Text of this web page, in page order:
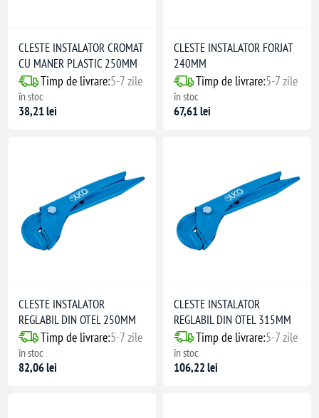
CLESTE INSTALATOR CROMAT
CU MANER PLASTIC 250MM
Timp de livrare:5-7 zile
în stoc
38,21 lei
CLESTE INSTALATOR FORJAT
240MM
Timp de livrare:5-7 zile
în stoc
67,61 lei
CLESTE INSTALATOR
REGLABIL DIN OTEL 250MM
Timp de livrare:5-7 zile
în stoc
82,06 lei
CLESTE INSTALATOR
REGLABIL DIN OTEL 315MM
Timp de livrare:5-7 zile
în stoc
106,22 lei